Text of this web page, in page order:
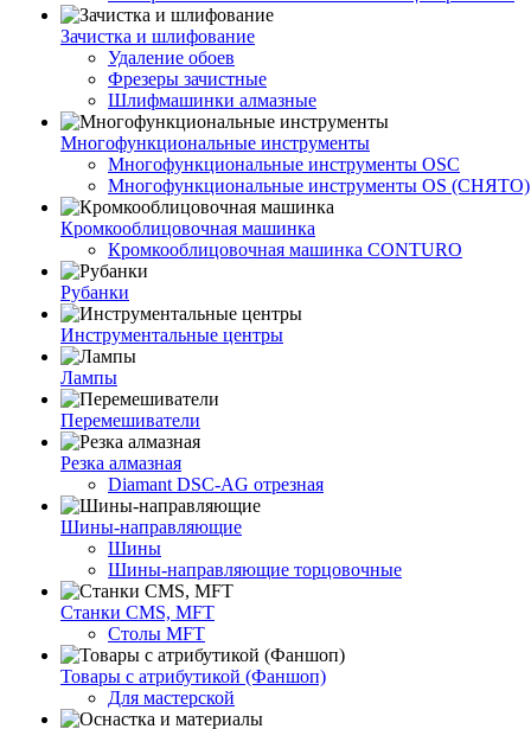
Зачистка и шлифование
Удаление обоев
Фрезеры зачистные
Шлифмашинки алмазные
Многофункциональные инструменты
Многофункциональные инструменты OSC
Многофункциональные инструменты OS (СНЯТО)
Кромкооблицовочная машинка
Кромкооблицовочная машинка CONTURO
Рубанки
Инструментальные центры
Лампы
Перемешиватели
Резка алмазная
Diamant DSC-AG отрезная
Шины-направляющие
Шины
Шины-направляющие торцовочные
Станки CMS, MFT
Столы MFT
Товары с атрибутикой (Фаншоп)
Для мастерской